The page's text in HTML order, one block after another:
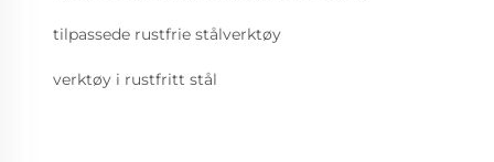
tilpassede rustfrie stålverktøy
verktøy i rustfritt stål